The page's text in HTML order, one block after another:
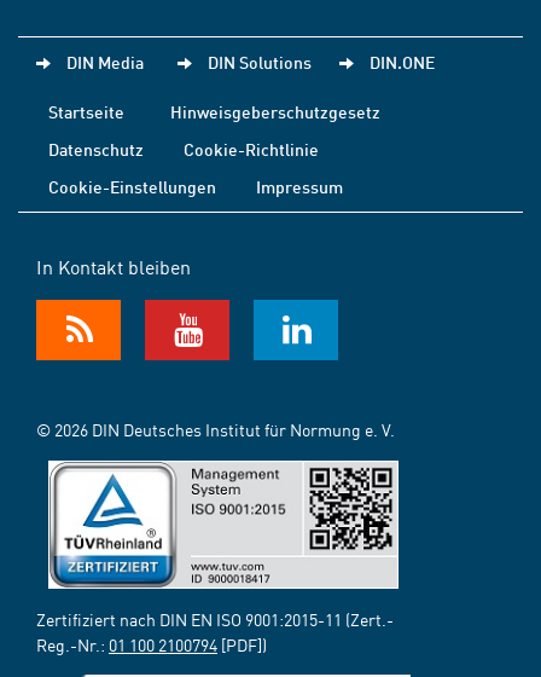
DIN Media DIN Solutions DIN.ONE
Startseite
Hinweisgeberschutzgesetz
Datenschutz
Cookie-Richtlinie
Cookie-Einstellungen
Impressum
In Kontakt bleiben
© 2026 DIN Deutsches Institut für Normung e. V.
Zertifiziert nach DIN EN ISO 9001:2015-11 (Zert.-
Reg.-Nr.: 01 100 2100794 [PDF])